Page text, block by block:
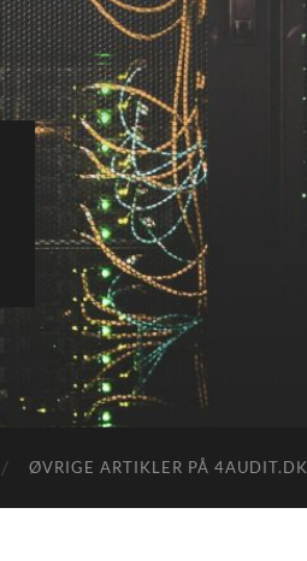
ØVRIGE ARTIKLER PÅ 4AUDIT.DK